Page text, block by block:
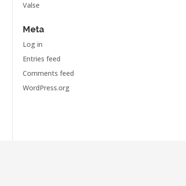
Valse
Meta
Log in
Entries feed
Comments feed
WordPress.org